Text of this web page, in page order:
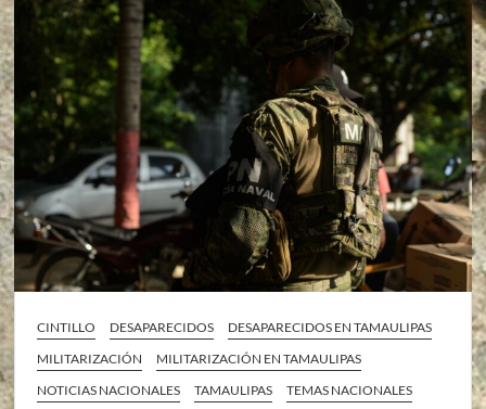
CINTILLO DESAPARECIDOS
DESAPARECIDOS EN TAMAULIPAS
MILITARIZACIÓN
MILITARIZACIÓN EN TAMAULIPAS
NOTICIAS NACIONALES
TAMAULIPAS TEMAS NACIONALES